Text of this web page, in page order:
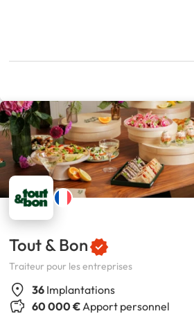
Tout & Bon
Traiteur pour les entreprises
36 Implantations
60 000 € Apport personnel